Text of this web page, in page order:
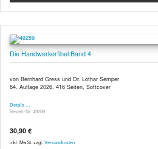
Die Handwerkerfibel Band 4
von Bernhard Gress und Dr. Lothar Semper
64. Auflage 2026, 416 Seiten, Softcover
Details …
Bestell-Nr. 49289
30,90 €
inkl. MwSt. zzgl. Versandkosten